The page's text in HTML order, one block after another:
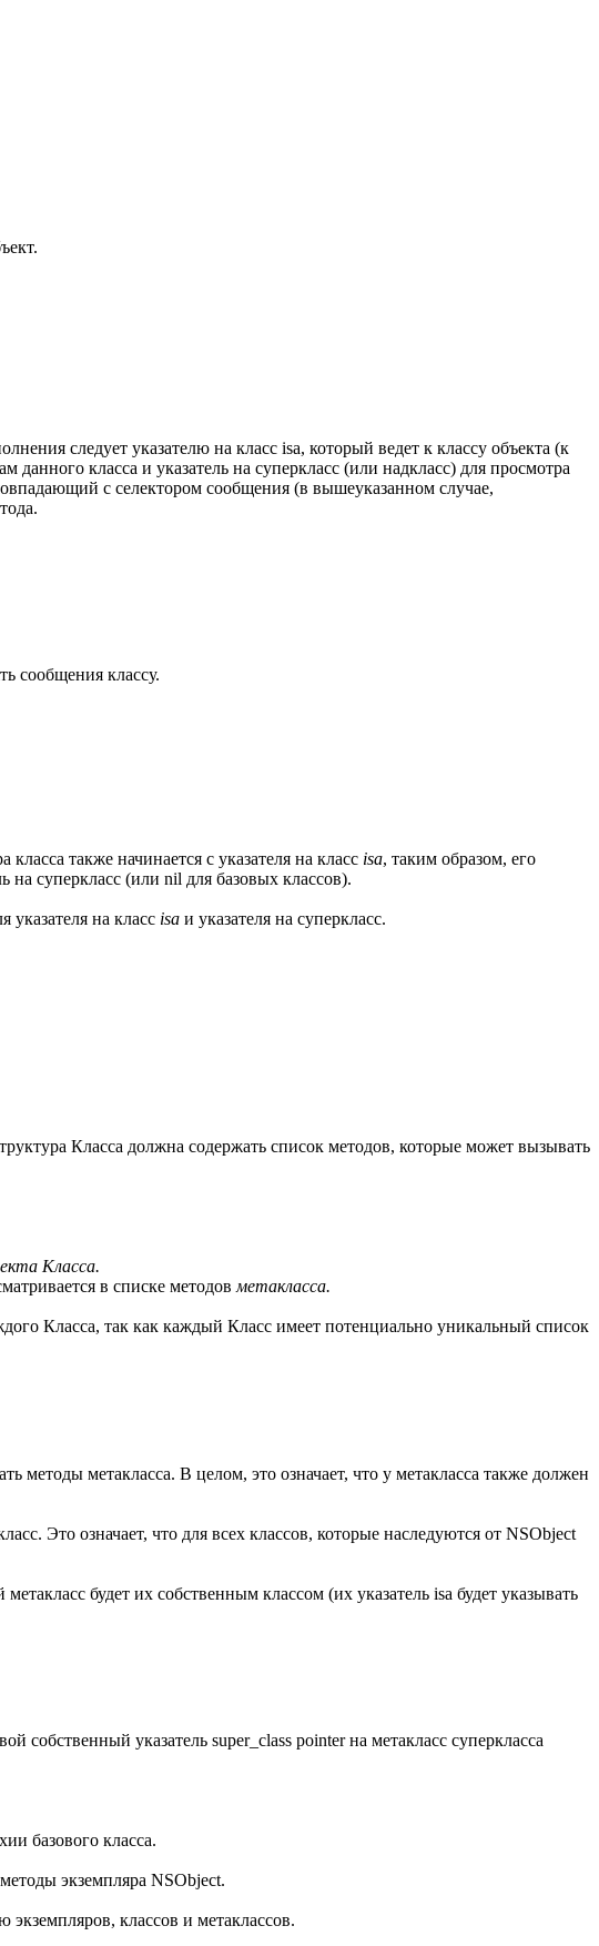
следует указателю на класс isa, который ведет к классу объекта (к
класса и указатель на суперкласс (или надкласс) для просмотра
с селектором сообщения (в вышеуказанном случае,
сообщения классу.
также начинается с указателя на класс isa, таким образом, его
суперкласс (или nil для базовых классов).
указателя на класс isa и указателя на суперкласс.
Класса должна содержать список методов, которые может вызывать
Класса.
в списке методов метакласса.
Класса, так как каждый Класс имеет потенциально уникальный список
методы метакласса. В целом, это означает, что у метакласса также должен
Это означает, что для всех классов, которые наследуются от NSObject
будет их собственным классом (их указатель isa будет указывать
собственный указатель super_class pointer на метакласс суперкласса
базового класса.
экземпляра NSObject.
классов и метаклассов.